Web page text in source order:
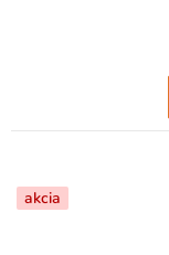
akcia